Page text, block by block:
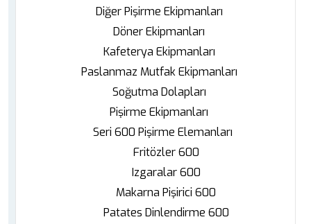
Diğer Pişirme Ekipmanları
Döner Ekipmanları
Kafeterya Ekipmanları
Paslanmaz Mutfak Ekipmanları
Soğutma Dolapları
Pişirme Ekipmanları
Seri 600 Pişirme Elemanları
Fritözler 600
Izgaralar 600
Makarna Pişirici 600
Patates Dinlendirme 600